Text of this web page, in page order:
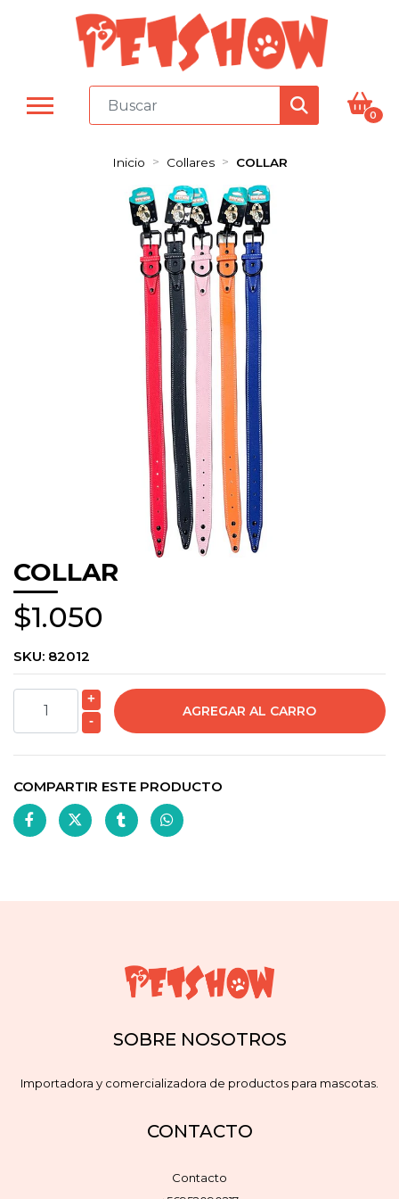
0
Inicio Collares COLLAR
COLLAR
$1.050
SKU: 82012
+
-
COMPARTIR ESTE PRODUCTO
SOBRE NOSOTROS
Importadora y comercializadora de productos para mascotas.
CONTACTO
Contacto